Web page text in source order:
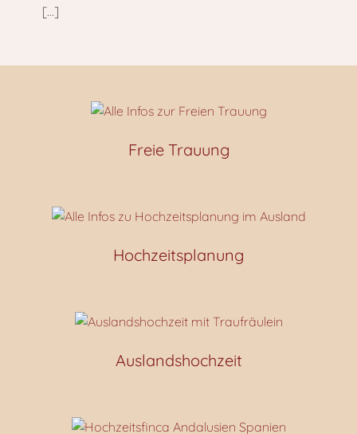
[…]
Freie Trauung
Hochzeitsplanung
Auslandshochzeit